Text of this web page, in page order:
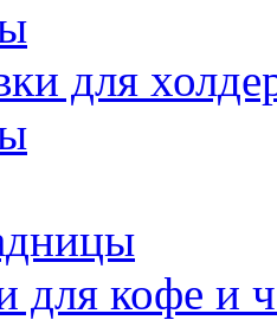
для
для кофе и